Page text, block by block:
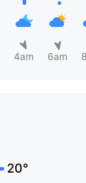
4am 6am
20°